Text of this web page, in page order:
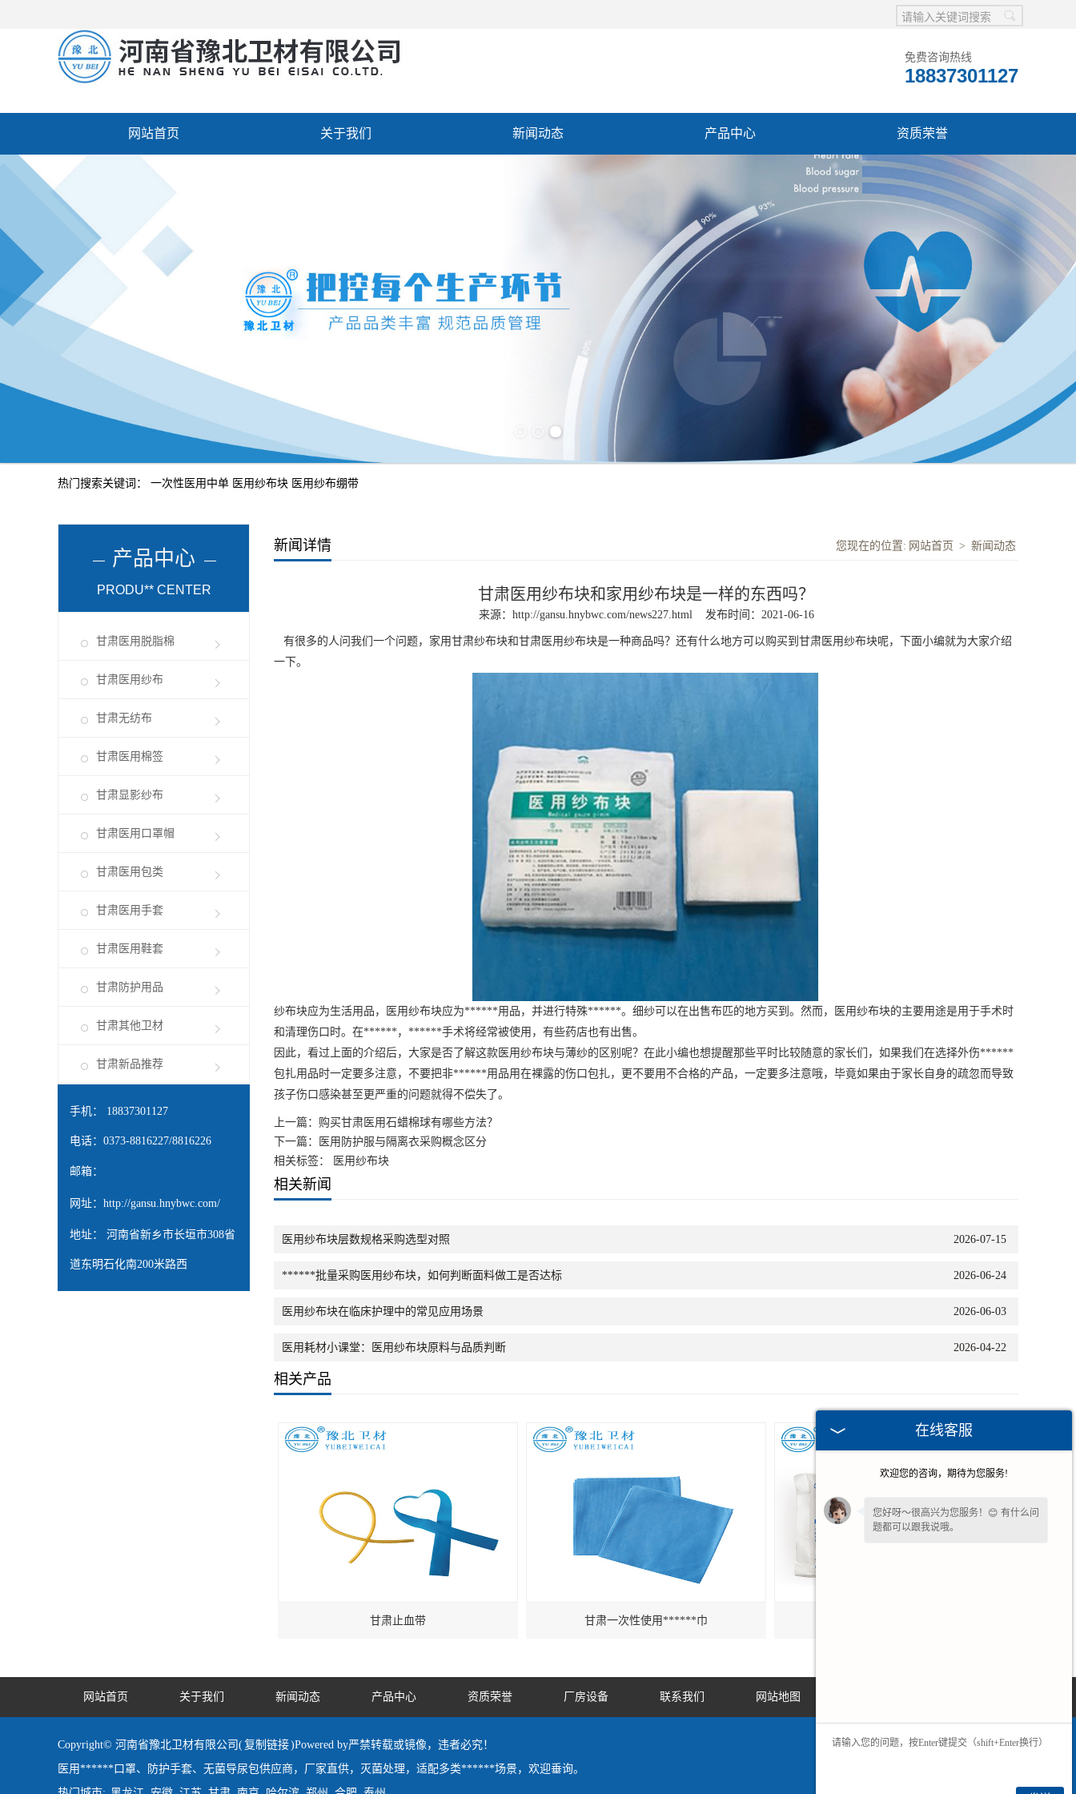
免费咨询热线
18837301127
网站首页 关于我们 新闻动态 产品中心 资质荣誉
厂房设备
热门搜索关键词： 一次性医用中单 医用纱布块 医用纱布绷带
产品中心
PRODU** CENTER
甘肃医用脱脂棉
甘肃医用纱布
甘肃无纺布
甘肃医用棉签
甘肃显影纱布
甘肃医用口罩帽
甘肃医用包类
甘肃医用手套
甘肃医用鞋套
甘肃防护用品
甘肃其他卫材
甘肃新品推荐
手机： 18837301127
电话：0373-8816227/8816226
邮箱：
网址： http://gansu.hnybwc.com/
地址： 河南省新乡市长垣市308省
道东明石化南200米路西
新闻详情 您现在的位置: 网站首页 > 新闻动态
甘肃医用纱布块和家用纱布块是一样的东西吗？
来源： http://gansu.hnybwc.com/news227.html 发布时间：2021-06-16
有很多的人问我们一个问题，家用甘肃纱布块和甘肃医用纱布块是一种商品吗？还有什么地方可以购买到 甘肃医用纱布块呢，下面小编就为大家介绍
一下。
纱布块应为生活用品，医用纱布块应为******用品，并进行特殊******。细纱可以在出售布匹的地方买到。然而，医用纱布块的主要用途是用于手术时
和清理伤口时。在******，******手术将经常被使用，有些药店也有出售。
因此，看过上面的介绍后，大家是否了解这款医用纱布块与薄纱的区别呢？在此小编也想提醒那些平时比较随意的家长们，如果我们在选择外伤******
包扎用品时一定要多注意，不要把非******用品用在裸露的伤口包扎，更不要用不合格的产品，一定要多注意哦，毕竟如果由于家长自身的疏忽而导致
孩子伤口感染甚至更严重的问题就得不偿失了。
上一篇： 购买甘肃医用石蜡棉球有哪些方法？
下一篇：
医用防护服与隔离衣采购概念区分
相关标签： 医用纱布块
相关新闻
2026-07-15
医用纱布块层数规格采购选型对照
2026-06-24
******批量采购医用纱布块，如何判断面料做工是否达标
2026-06-03
医用纱布块在临床护理中的常见应用场景
2026-04-22
医用耗材小课堂：医用纱布块原料与品质判断
相关产品
甘肃止血带 甘肃一次性使用******巾
网站首页 关于我们 新闻动态 产品中心 资质荣誉 厂房设备 联系我们 网站地图
Copyright© 河南省豫北卫材有限公司(复制链接)Powered by严禁转载或镜像，违者必究！
医用******口罩、防护手套、无菌导尿包供应商，厂家直供，灭菌处理，适配多类******场景，欢迎垂询。
在线客服
欢迎您的咨询，期待为您服务!
您好呀～很高兴为您服务！😊 有什么问
题都可以跟我说哦。